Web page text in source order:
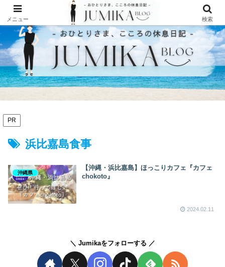
PR
浜比嘉島食事
沖縄県
【沖縄・浜比嘉島】ほっこりカフェ『カフェ
chokoto』
2024.02.11
Jumikaをフォローする
メニュー 検索